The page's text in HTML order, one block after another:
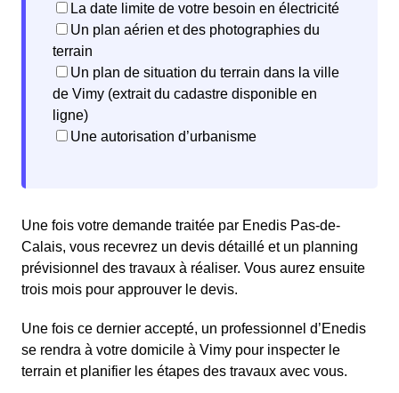
La date limite de votre besoin en électricité
Un plan aérien et des photographies du
terrain
Un plan de situation du terrain dans la ville
de Vimy (extrait du cadastre disponible en
ligne)
Une autorisation d’urbanisme
Une fois votre demande traitée par Enedis Pas-de-
Calais, vous recevrez un devis détaillé et un planning
prévisionnel des travaux à réaliser. Vous aurez ensuite
trois mois pour approuver le devis.
Une fois ce dernier accepté, un professionnel d’Enedis
se rendra à votre domicile à Vimy pour inspecter le
terrain et planifier les étapes des travaux avec vous.